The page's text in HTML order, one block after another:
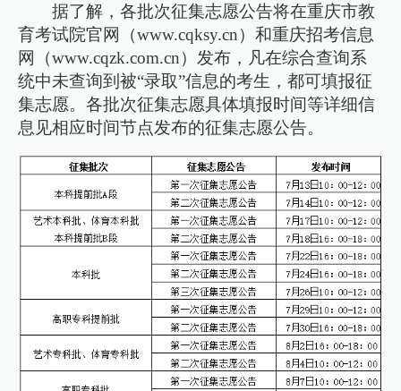
据了解，各批次征集志愿公告将在重庆市教
育考试院官网（www.cqksy.cn）和重庆招考信息
网（www.cqzk.com.cn）发布，凡在综合查询系
统中未查询到被“录取”信息的考生，都可填报征
集志愿。各批次征集志愿具体填报时间等详细信
息见相应时间节点发布的征集志愿公告。